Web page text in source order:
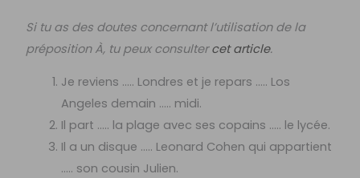
Si tu as des doutes concernant l’utilisation de la
préposition À, tu peux consultercet article.
Je reviens ….. Londres et je repars ….. Los
Angeles demain ….. midi.
Il part ….. la plage avec ses copains ….. le lycée.
Il a un disque ….. Leonard Cohen qui appartient
….. son cousin Julien.